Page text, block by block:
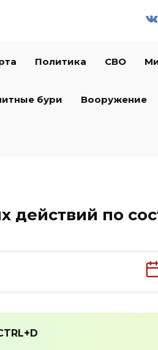
Политика СВО
бури Вооружение
действий по